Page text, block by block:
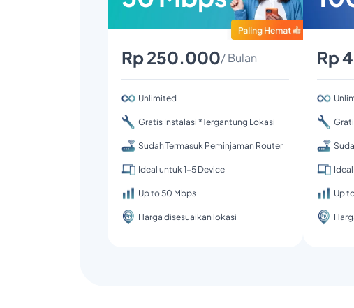
Rp 250.000/ Bulan
Unlimited
Gratis Instalasi *Tergantung Lokasi
Sudah Termasuk Peminjaman Router
Ideal untuk 1-5 Device
Up to 50 Mbps
Harga disesuaikan lokasi
Rp
Up